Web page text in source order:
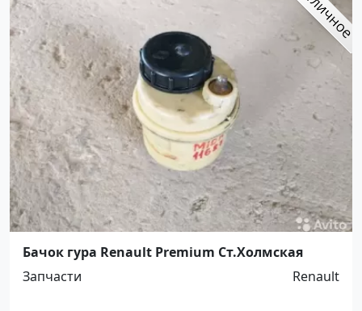
Бачок гура Renault Premium Ст.Холмская
Запчасти
Renault